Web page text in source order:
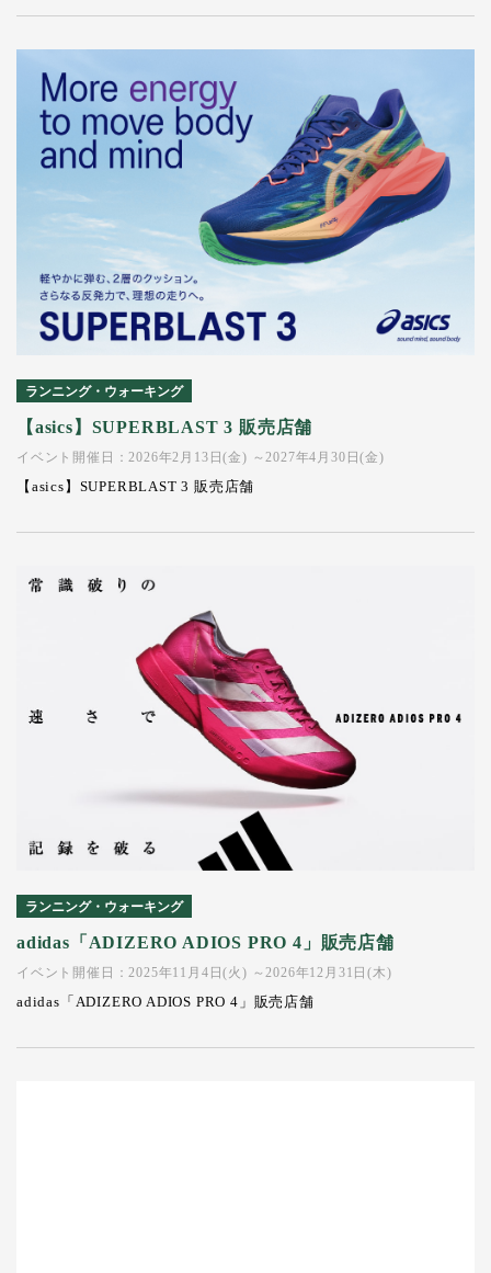
ランニング・ウォーキング
【asics】SUPERBLAST 3 販売店舗
イベント開催日：2026年2月13日(金) ～2027年4月30日(金)
【asics】SUPERBLAST 3 販売店舗
ランニング・ウォーキング
adidas「ADIZERO ADIOS PRO 4」販売店舗
イベント開催日：2025年11月4日(火) ～2026年12月31日(木)
adidas「ADIZERO ADIOS PRO 4」販売店舗